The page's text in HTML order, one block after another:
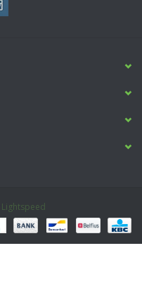
Lightspeed